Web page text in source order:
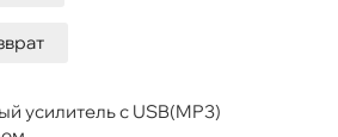
усилитель c USB(MP3)